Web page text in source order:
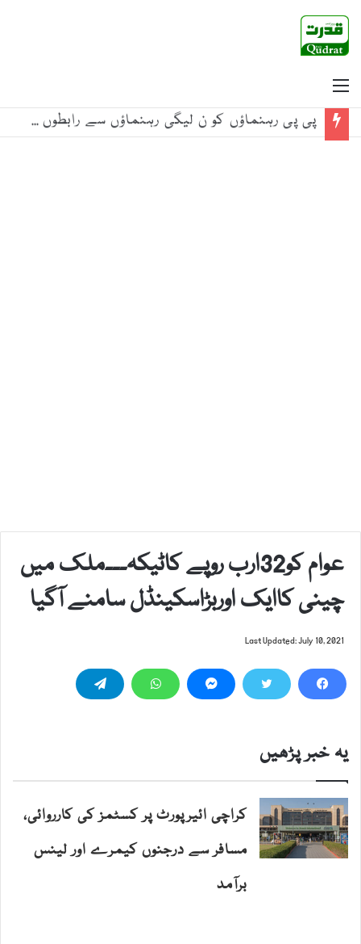
پی پی رہنماؤں کو ن لیگی رہنماؤں سے رابطوں سے گریز کی ہدایت جاری، ذرائع
عوام کو32ارب روپے کاٹیکہ۔۔۔ملک میں
چینی کاایک اوربڑاسکینڈل سامنے آگیا
Last Updated: July 10, 2021
یہ خبر پڑھیں
کراچی ائیرپورٹ پر کسٹمز کی کارروائی،
مسافر سے درجنوں کیمرے اور لینس
برآمد